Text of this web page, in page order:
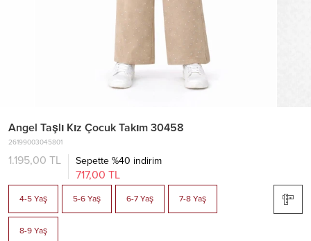
Angel Taşlı Kız Çocuk Takım 30458
26199003045801
1.195,00 TL Sepette %40 indirim
717,00 TL
4-5 Yaş 5-6 Yaş 6-7 Yaş 7-8 Yaş
8-9 Yaş